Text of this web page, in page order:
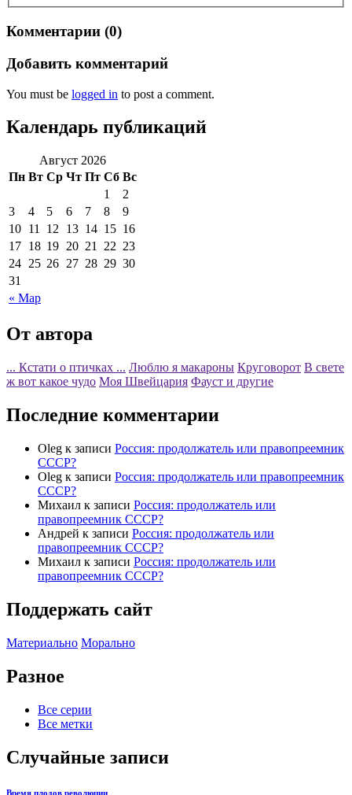
Комментарии (0)
Добавить комментарий
You must be logged in to post a comment.
Календарь публикаций
Август 2026
Пн Вт Ср Чт Пт Сб Вс
« Мар
1
2
3
4 5 6 7 8
9
10 11 12 13 14 15 16
17 18 19 20 21 22 23
24 25 26 27 28 29 30
31
От автора
... Кстати о птичках ... Люблю я макароны Круговорот В свете
ж вот какое чудо Моя Швейцария Фауст и другие
Последние комментарии
Oleg к записи Россия: продолжатель или правопреемник
СССР?
Oleg к записи Россия: продолжатель или правопреемник
СССР?
Михаил к записи Россия: продолжатель или
правопреемник СССР?
Андрей к записи Россия: продолжатель или
правопреемник СССР?
Михаил к записи Россия: продолжатель или
правопреемник СССР?
Поддержать сайт
Материально Морально
Разное
Все серии
Все метки
Случайные записи
Время плодов революции